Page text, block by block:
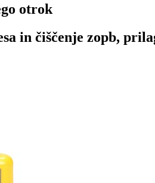
otrok
in čiščenje zopb,